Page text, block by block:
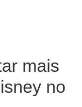
mais
no